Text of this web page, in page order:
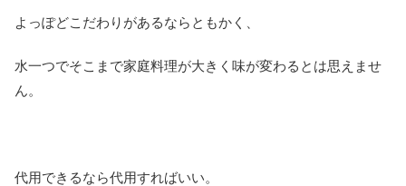
よっぽどこだわりがあるならともかく、
水一つでそこまで家庭料理が大きく味が変わるとは思えませ
ん。
代用できるなら代用すればいい。